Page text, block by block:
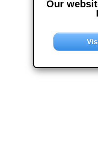
Our